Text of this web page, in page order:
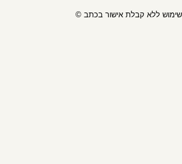
שימוש ללא קבלת אישור בכתב